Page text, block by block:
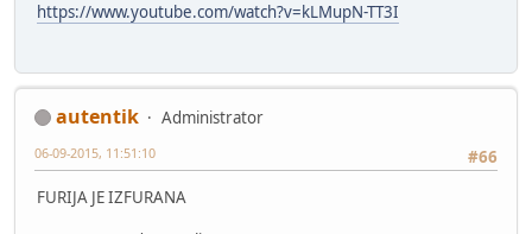
https://www.youtube.com/watch?v=kLMupN-TT3I
autentik
Administrator
#66
06-09-2015, 11:51:10
FURIJA JE IZFURANA